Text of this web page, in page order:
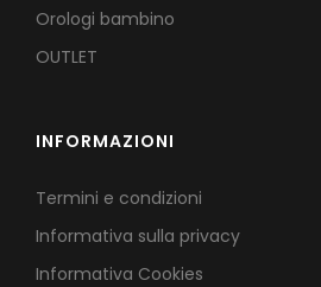
Orologi bambino
OUTLET
INFORMAZIONI
Termini e condizioni
Informativa sulla privacy
Informativa Cookies